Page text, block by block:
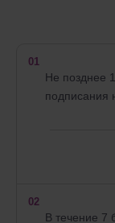
01
Не позднее
подписания
02
В течение 7